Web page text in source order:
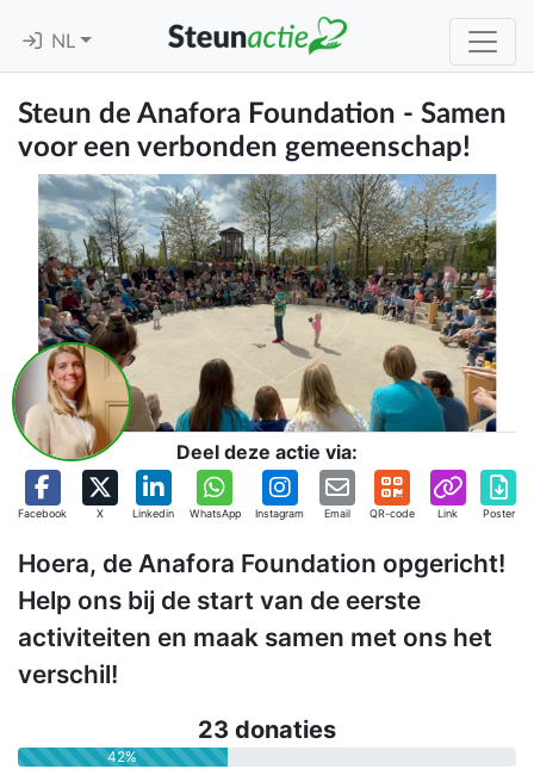
NL
Steun de Anafora Foundation - Samen
voor een verbonden gemeenschap!
Deel deze actie via:
Facebook X Linkedin WhatsApp Instagram Email QR-code Link Poster
Hoera, de Anafora Foundation opgericht!
Help ons bij de start van de eerste
activiteiten en maak samen met ons het
verschil!
23 donaties
42%